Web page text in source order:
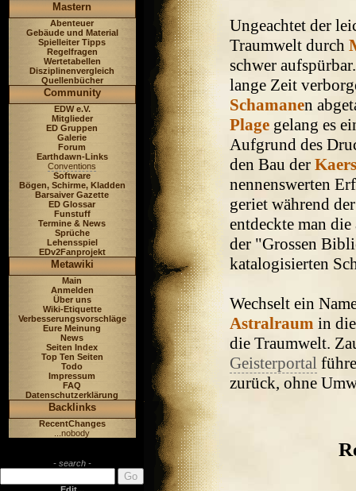
Mastern
Abenteuer
Gebäude und Material
Spielleiter Tipps
Regelfragen
Wertetabellen
Disziplinenvergleich
Quellenbücher
Community
EDW e.V.
Mitglieder
ED Gruppen
Galerie
Forum
Earthdawn-Links
Conventions
Software
Bögen, Schirme, Kladden
Barsaiver Gazette
ED Glossar
Funstuff
Termine & News
Sprüche
Lehensspiel
EDv2Fanprojekt
Metawiki
Main
Anmelden
Über uns
Wiki-Etiquette
Verbesserungsvorschläge
Eure Meinung
News
Seiten Index
Top Ten Seiten
Todo
Impressum
FAQ
Datenschutzerklärung
Backlinks
RecentChanges
...nobody
- search -
Ungeachtet der
Traumwelt durch
schwer
lange Zeit
Schamanen
Plage gelang es
Aufgrund des
den Bau der Kaers
nennenswerten
geriet während
entdeckte man
der "Grossen
katalogisierten
Wechselt ein
Astralraum in
die Traumwelt.
Geisterportal
zurück, ohne